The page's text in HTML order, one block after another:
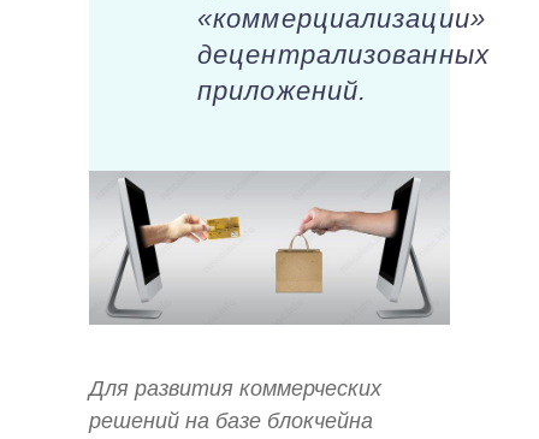
«коммерциализации»
децентрализованных
приложений.
Для развития коммерческих
решений на базе блокчейна